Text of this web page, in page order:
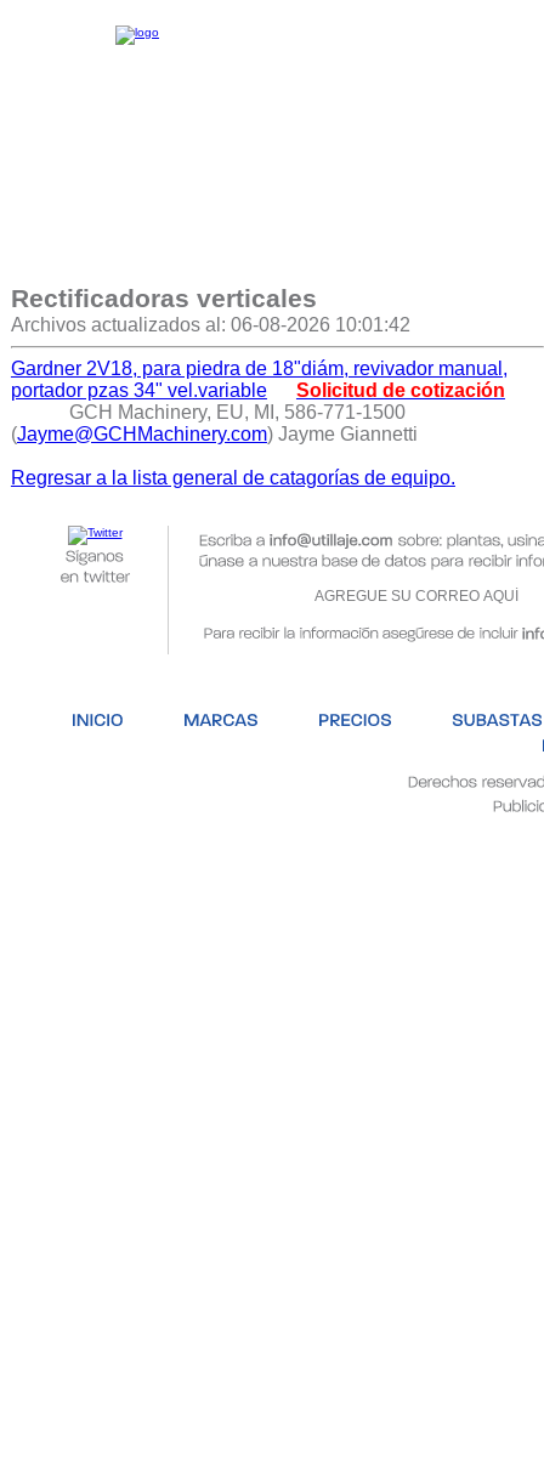
Rectificadoras verticales
Archivos actualizados al: 06-08-2026 10:01:42
Gardner 2V18, para piedra de 18"diám, revivador manual,
portador pzas 34" vel.variable
Solicitud de cotización
GCH Machinery, EU, MI, 586-771-1500
(Jayme@GCHMachinery.com) Jayme Giannetti
Regresar a la lista general de catagorías de equipo.